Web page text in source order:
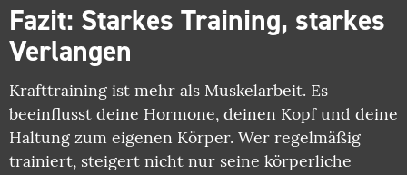
Fazit: Starkes Training, starkes
Verlangen
Krafttraining ist mehr als Muskelarbeit. Es
beeinflusst deine Hormone, deinen Kopf und deine
Haltung zum eigenen Körper. Wer regelmäßig
trainiert, steigert nicht nur seine körperliche